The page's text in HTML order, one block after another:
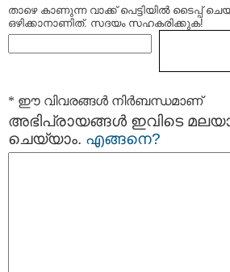
താഴെ കാണുന്ന വാക്ക് പെട്ടിയില്‍ ടൈപ്പ്‌
ഒഴിക്കാനാണിത്. സദയം സഹകരിക്കുക!
* ഈ വിവരങ്ങള്‍ നിര്‍ബന്ധമാണ്
അഭിപ്രായങ്ങള്‍ ഇവിടെ
ചെയ്യാം. എങ്ങനെ?